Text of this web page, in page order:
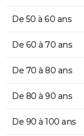
De 50 à 60 ans
De 60 à 70 ans
De 70 à 80 ans
De 80 à 90 ans
De 90 à 100 ans